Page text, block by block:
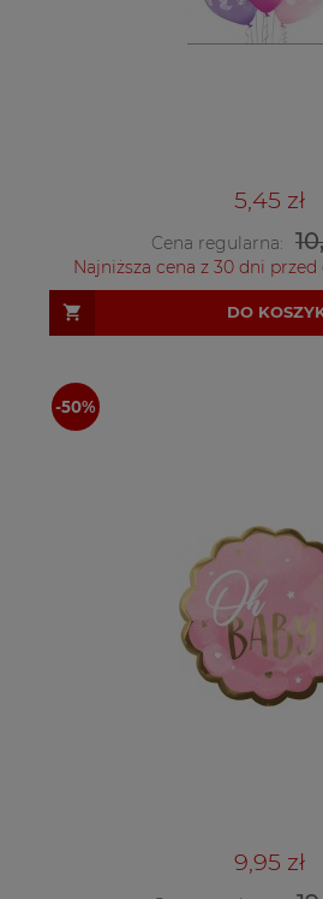
5,45 zł
Cena regularna:
Najniższa cena z 30 dni
DO
9,95 zł